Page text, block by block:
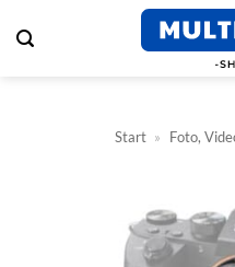
Inhalt
Start » Foto,